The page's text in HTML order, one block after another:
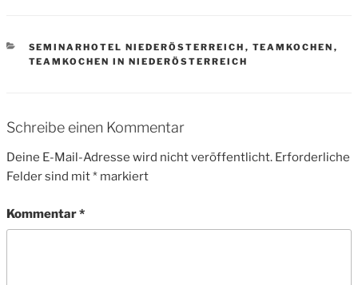
CATEGORIES
SEMINARHOTEL NIEDERÖSTERREICH , TEAMKOCHEN ,
TEAMKOCHEN IN NIEDERÖSTERREICH
Schreibe einen Kommentar
Deine E-Mail-Adresse wird nicht veröffentlicht. Erforderliche
Felder sind mit* markiert
Kommentar*